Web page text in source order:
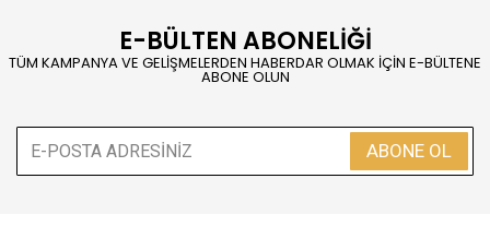
E-BÜLTEN ABONELİĞİ
TÜM KAMPANYA VE GELİŞMELERDEN HABERDAR OLMAK İÇİN E-BÜLTENE
ABONE OLUN
ABONE OL